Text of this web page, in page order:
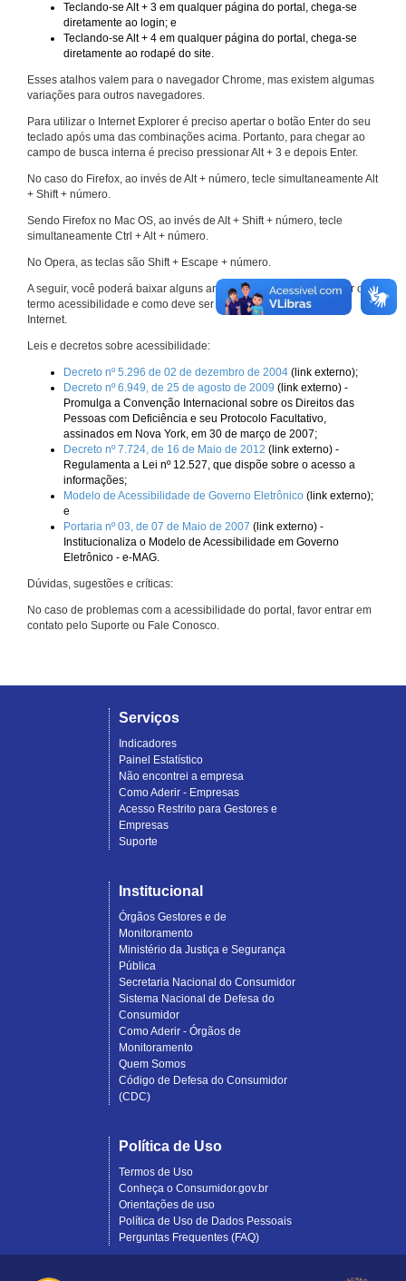
Teclando-se Alt + 3 em qualquer página do portal, chega-se
diretamente ao login; e
Teclando-se Alt + 4 em qualquer página do portal, chega-se
diretamente ao rodapé do site.
Esses atalhos valem para o navegador Chrome, mas existem algumas
variações para outros navegadores.
Para utilizar o Internet Explorer é preciso apertar o botão Enter do seu
teclado após uma das combinações acima. Portanto, para chegar ao
campo de busca interna é preciso pressionar Alt + 3 e depois Enter.
No caso do Firefox, ao invés de Alt + número, tecle simultaneamente Alt
+ Shift + número.
Sendo Firefox no Mac OS, ao invés de Alt + Shift + número, tecle
simultaneamente Ctrl + Alt + número.
No Opera, as teclas são Shift + Escape + número.
A seguir, você poderá baixar alguns arquivos que explicam melhor o
termo acessibilidade e como deve ser implementado nos sites da
Internet.
Leis e decretos sobre acessibilidade:
Decreto nº 5.296 de 02 de dezembro de 2004 (link externo);
Decreto nº 6.949, de 25 de agosto de 2009 (link externo) -
Promulga a Convenção Internacional sobre os Direitos das
Pessoas com Deficiência e seu Protocolo Facultativo,
assinados em Nova York, em 30 de março de 2007;
Decreto nº 7.724, de 16 de Maio de 2012 (link externo) -
Regulamenta a Lei nº 12.527, que dispõe sobre o acesso a
informações;
Modelo de Acessibilidade de Governo Eletrônico (link externo);
e
Portaria nº 03, de 07 de Maio de 2007 (link externo) -
Institucionaliza o Modelo de Acessibilidade em Governo
Eletrônico - e-MAG.
Dúvidas, sugestões e críticas:
No caso de problemas com a acessibilidade do portal, favor entrar em
contato pelo Suporte ou Fale Conosco.
Serviços
Indicadores
Painel Estatístico
Não encontrei a empresa
Como Aderir - Empresas
Acesso Restrito para Gestores e
Empresas
Suporte
Institucional
Órgãos Gestores e de
Monitoramento
Ministério da Justiça e Segurança
Pública
Secretaria Nacional do Consumidor
Sistema Nacional de Defesa do
Consumidor
Como Aderir - Órgãos de
Monitoramento
Quem Somos
Código de Defesa do Consumidor
(CDC)
Política de Uso
Termos de Uso
Conheça o Consumidor.gov.br
Orientações de uso
Política de Uso de Dados Pessoais
Perguntas Frequentes (FAQ)